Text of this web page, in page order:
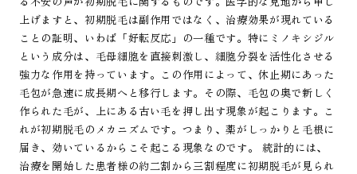
上げますと、初期脱毛は副作用ではなく、治療効果が現れている
ことの証明、いわば「好転反応」の一種です。特にミノキシジル
という成分は、毛母細胞を直接刺激し、細胞分裂を活性化させる
強力な作用を持っています。この作用によって、休止期にあった
毛包が急速に成長期へと移行します。その際、毛包の奥で新しく
作られた毛が、上にある古い毛を押し出す現象が起こります。こ
れが初期脱毛のメカニズムです。つまり、薬がしっかりと毛根に
届き、効いているからこそ起こる現象なのです。 統計的には、
治療を開始した患者様の約二割から三割程度に初期脱毛が見られ